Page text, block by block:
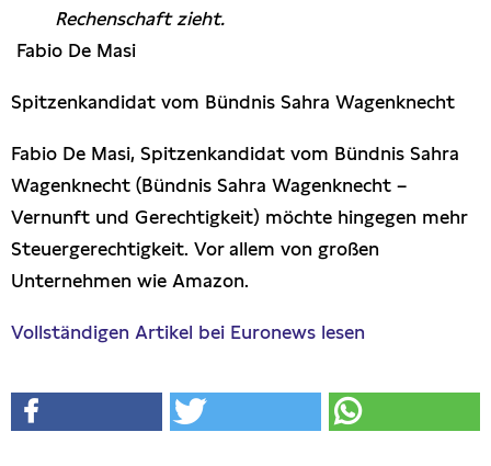
Rechenschaft zieht.
Fabio De Masi
Spitzenkandidat vom Bündnis Sahra Wagenknecht
Fabio De Masi, Spitzenkandidat vom Bündnis Sahra
Wagenknecht (Bündnis Sahra Wagenknecht –
Vernunft und Gerechtigkeit) möchte hingegen mehr
Steuergerechtigkeit. Vor allem von großen
Unternehmen wie Amazon.
Vollständigen Artikel bei Euronews lesen